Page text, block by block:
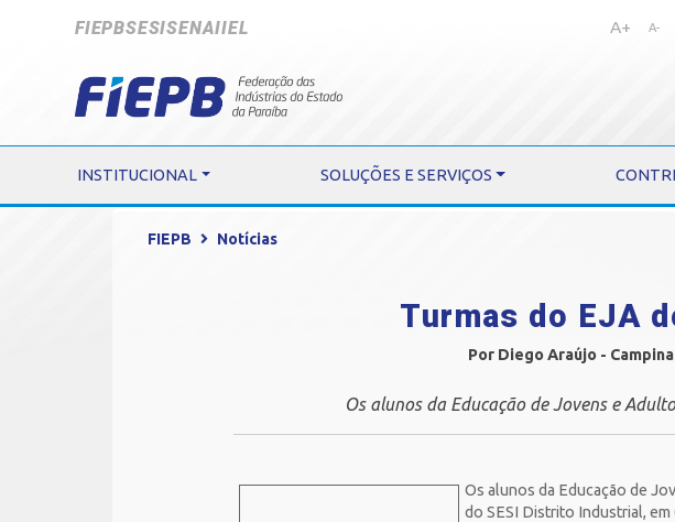
FIEPBSESISENAIIEL
Pular
Pular
A+ A-
INSTITUCIONAL SOLUÇÕES E SERVIÇOS
FIEPB Notícias
Turmas do EJA
Por Diego Araújo -
Os alunos da Educação de Jovens e
Os alunos da Educação de
do SESI Distrito Industrial, em